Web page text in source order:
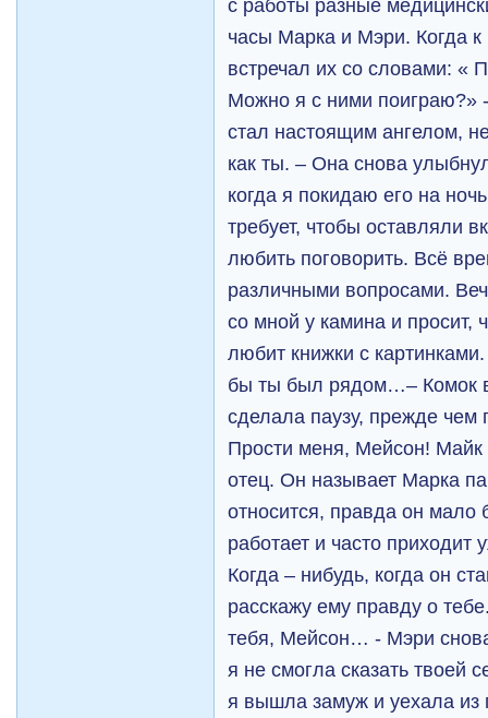
с работы разные
часы Марка и Мэри. Когда
встречал их со словами: «
Можно я с ними поиграю?»
стал настоящим ангелом,
как ты. – Она снова
когда я покидаю его на
требует, чтобы оставляли
любить поговорить. Всё
различными вопросами.
со мной у камина и просит,
любит книжки с
бы ты был рядом…– Комок
сделала паузу, прежде
Прости меня, Мейсон! Майк
отец. Он называет Марка
относится, правда он
работает и часто приходит
Когда – нибудь, когда он
расскажу ему правду о
тебя, Мейсон… - Мэри
я не смогла сказать твоей
я вышла замуж и уехала из